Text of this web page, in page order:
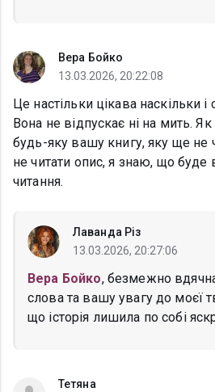
Вера Бойко
13.03.2026, 20:22:08
Це настільки цікава наскільки і
Вона не відпускає ні на мить.
будь-яку вашу книгу, яку ще не
не читати опис, я знаю, що буде
читання.
Лаванда Різ
13.03.2026, 20:27:06
Вера Бойко, безмежно
слова та вашу увагу до моєї
що історія лишила по собі
Тетяна